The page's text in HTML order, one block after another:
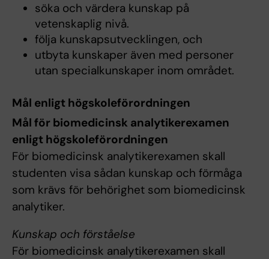
söka och värdera kunskap på
vetenskaplig nivå.
följa kunskapsutvecklingen, och
utbyta kunskaper även med personer
utan specialkunskaper inom området.
Mål enligt högskoleförordningen
Mål för biomedicinsk analytikerexamen
enligt högskoleförordningen
För biomedicinsk analytikerexamen skall
studenten visa sådan kunskap och förmåga
som krävs för behörighet som biomedicinsk
analytiker.
Kunskap och förståelse
För biomedicinsk analytikerexamen skall